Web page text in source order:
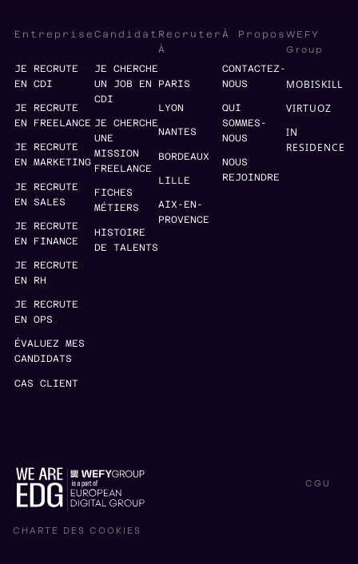
Entreprise
JE RECRUTE
EN CDI
JE RECRUTE
EN FREELANCE
JE RECRUTE
EN MARKETING
JE RECRUTE
EN SALES
JE RECRUTE
EN FINANCE
JE RECRUTE
EN RH
JE RECRUTE
EN OPS
ÉVALUEZ MES
CANDIDATS
CAS CLIENT
Candidat
JE CHERCHE
UN JOB EN
CDI
JE CHERCHE
UNE
MISSION
FREELANCE
FICHES
MÉTIERS
HISTOIRE
DE TALENTS
Recruter
À
PARIS
LYON
NANTES
BORDEAUX
LILLE
AIX-EN-
PROVENCE
À Propos
CONTACTEZ-
NOUS
QUI
SOMMES-
NOUS
NOUS
REJOINDRE
WEFY
Group
MOBISKILL
VIRTUOZ
IN
RESIDENCE
CHARTE DES COOKIES
CGU